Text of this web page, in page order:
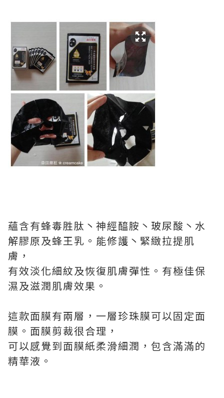
蘊含有蜂毒胜肽丶神經醯胺丶玻尿酸丶水
解膠原及蜂王乳。能修護丶緊緻拉提肌
膚，
有效淡化細紋及恢復肌膚彈性。有極佳保
濕及滋潤肌膚效果。
這款面膜有兩層，一層珍珠膜可以固定面
膜。面膜剪裁很合理，
可以感覺到面膜紙柔滑細潤，包含滿滿的
精華液。